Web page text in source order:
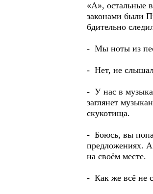
«А», остальные
законами были
бдительно
- Мы ноты из
- Нет, не
- У нас в
заглянет
скукотища.
- Боюсь, вы
предложениях. А
на своём месте.
- Как же всё не